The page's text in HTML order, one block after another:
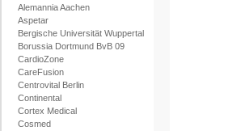
Alemannia Aachen
Aspetar
Bergische Universität Wuppertal
Borussia Dortmund BvB 09
CardioZone
CareFusion
Centrovital Berlin
Continental
Cortex Medical
Cosmed